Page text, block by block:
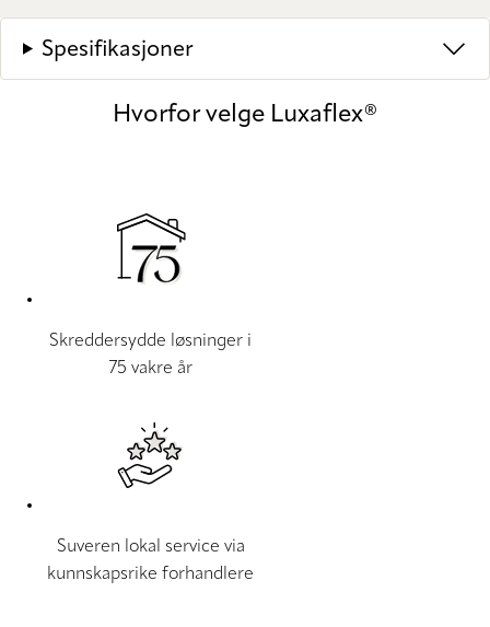
Spesifikasjoner
Hvorfor velge Luxaflex®
Skreddersydde løsninger i
75 vakre år
Suveren lokal service via
kunnskapsrike forhandlere